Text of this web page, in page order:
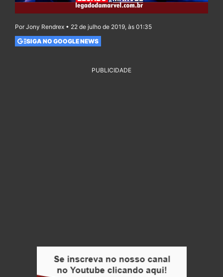
Por Jony Rendrex • 22 de julho de 2019, às 01:35
SIGA NO GOOGLE NEWS
PUBLICIDADE